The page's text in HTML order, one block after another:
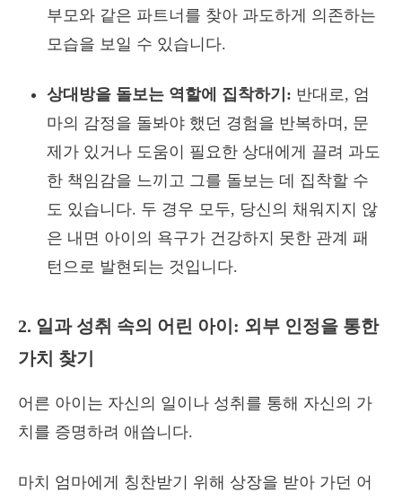
부모와 같은 파트너를 찾아 과도하게 의존하는
모습을 보일 수 있습니다.
상대방을 돌보는 역할에 집착하기: 반대로, 엄
마의 감정을 돌봐야 했던 경험을 반복하며, 문
제가 있거나 도움이 필요한 상대에게 끌려 과도
한 책임감을 느끼고 그를 돌보는 데 집착할 수
도 있습니다. 두 경우 모두, 당신의 채워지지 않
은 내면 아이의 욕구가 건강하지 못한 관계 패
턴으로 발현되는 것입니다.
2. 일과 성취 속의 어린 아이: 외부 인정을 통한
가치 찾기
어른 아이는 자신의 일이나 성취를 통해 자신의 가
치를 증명하려 애씁니다.
마치 엄마에게 칭찬받기 위해 상장을 받아 가던 어